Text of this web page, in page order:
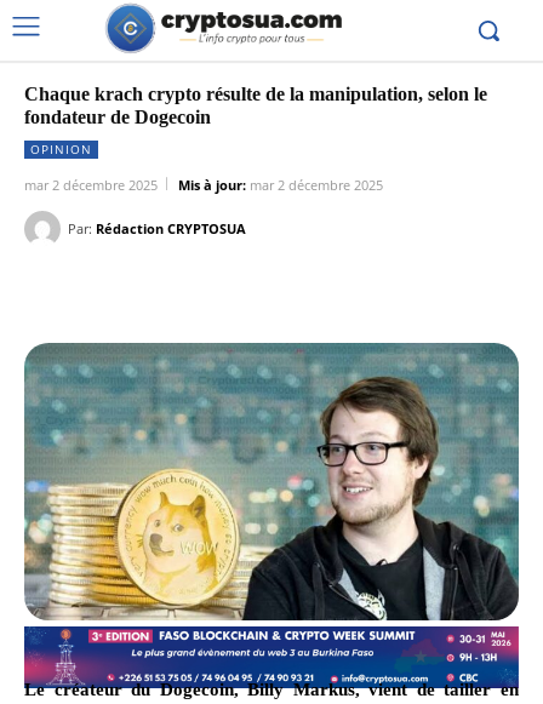
Chaque krach crypto résulte de la manipulation, selon le
fondateur de Dogecoin
OPINION
mar 2 décembre 2025 Mis à jour: mar 2 décembre 2025
Par: Rédaction CRYPTOSUA
Le créateur du Dogecoin, Billy Markus, vient de tailler en